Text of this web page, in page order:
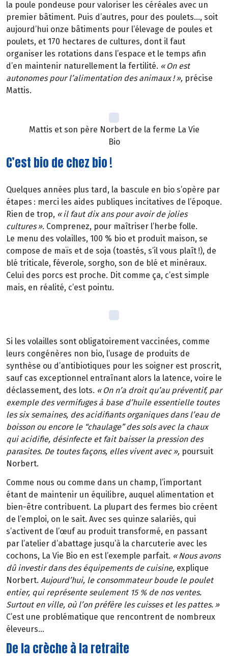
la poule pondeuse pour valoriser les céréales avec un
premier bâtiment. Puis d’autres, pour des poulets…, soit
aujourd’hui onze bâtiments pour l’élevage de poules et
poulets, et 170 hectares de cultures, dont il faut
organiser les rotations dans l’espace et le temps afin
d’en maintenir naturellement la fertilité. « On est
autonomes pour l’alimentation des animaux ! », précise
Mattis.
Mattis et son père Norbert de la ferme La Vie
Bio
C’est bio de chez bio !
Quelques années plus tard, la bascule en bio s’opère par
étapes : merci les aides publiques incitatives de l’époque.
Rien de trop, « il faut dix ans pour avoir de jolies
cultures ». Comprenez, pour maîtriser l’herbe folle.
Le menu des volailles, 100 % bio et produit maison, se
compose de maïs et de soja (toastés, s’il vous plaît !), de
blé triticale, féverole, sorgho, son de blé et minéraux.
Celui des porcs est proche. Dit comme ça, c’est simple
mais, en réalité, c’est pointu.
Si les volailles sont obligatoirement vaccinées, comme
leurs congénères non bio, l’usage de produits de
synthèse ou d’antibiotiques pour les soigner est proscrit,
sauf cas exceptionnel entraînant alors la latence, voire le
déclassement, des lots. « On n’a droit qu’au préventif, par
exemple des vermifugesà base d’huile essentielle toutes
les six semaines, des acidifiants organiques dans l’eau de
boisson ou encore le “chaulage”des sols avec la chaux
qui acidifie, désinfecte et fait baisser la pression des
parasites. De toutes façons, elles vivent avec », poursuit
Norbert.
Comme nous ou comme dans un champ, l’important
étant de maintenir un équilibre, auquel alimentation et
bien-être contribuent. La plupart des fermes bio créent
de l’emploi, on le sait. Avec ses quinze salariés, qui
s’activent de l’œuf au produit transformé, en passant
par l’atelier d’abattage jusqu’à la charcuterie avec les
cochons, La Vie Bio en est l’exemple parfait. « Nous avons
dûinvestir dans deséquipements de cuisine, explique
Norbert. Aujourd’hui, le consommateur boude le poulet
entier, qui représente seulement 15 % de nos ventes.
Surtout en ville, où l’on préfère les cuisses et les pattes. »
C’est une problématique que rencontrent de nombreux
éleveurs…
De la crèche à la retraite